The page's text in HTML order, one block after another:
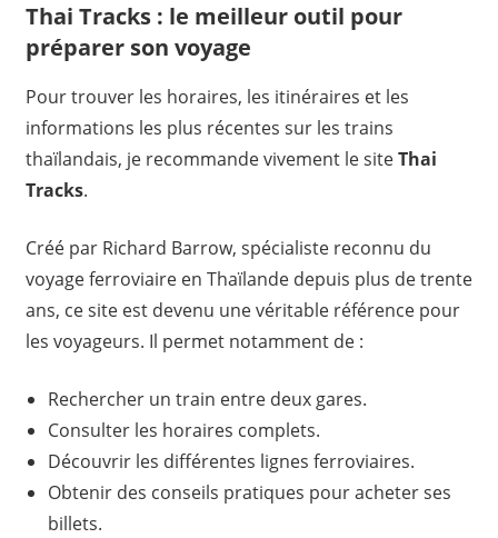
Thai Tracks : le meilleur outil pour
préparer son voyage
Pour trouver les horaires, les itinéraires et les
informations les plus récentes sur les trains
thaïlandais, je recommande vivement le siteThai
Tracks.
Créé par Richard Barrow, spécialiste reconnu du
voyage ferroviaire en Thaïlande depuis plus de trente
ans, ce site est devenu une véritable référence pour
les voyageurs. Il permet notamment de :
Rechercher un train entre deux gares.
Consulter les horaires complets.
Découvrir les différentes lignes ferroviaires.
Obtenir des conseils pratiques pour acheter ses
billets.